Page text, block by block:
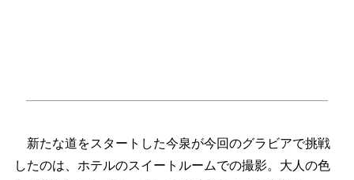
新たな道をスタートした今泉が今回のグラビアで挑戦
したのは、ホテルのスイートルームでの撮影。大人の色